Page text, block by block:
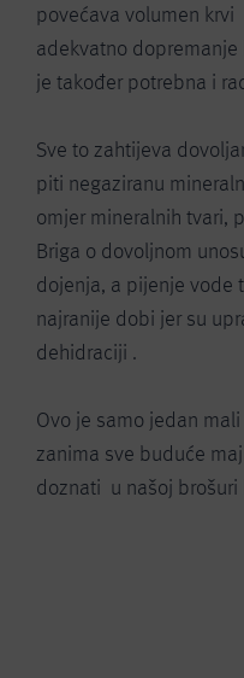
povećava volumen
adekvatno
je također potrebna i
Sve to zahtijeva
piti negaziranu
omjer mineralnih tvari,
Briga o dovoljnom
dojenja, a pijenje vode
najranije dobi jer su
dehidraciji .
Ovo je samo jedan
zanima sve buduće
doznati u našoj